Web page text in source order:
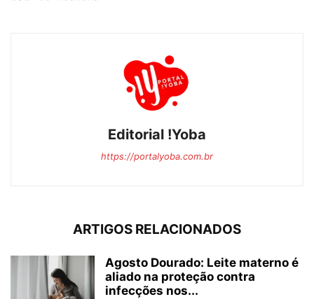
Editorial !Yoba
https://portalyoba.com.br
ARTIGOS RELACIONADOS
Agosto Dourado: Leite materno é
aliado na proteção contra
infecções nos...